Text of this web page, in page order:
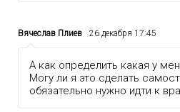
Вячеслав Плиев 26 декабря 17:45
А как определить какая у
Могу ли я это сделать
обязательно нужно идти к